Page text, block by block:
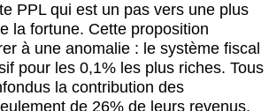
PPL qui est un pas vers une plus
la fortune. Cette proposition
à une anomalie : le système fiscal
pour les 0,1% les plus riches. Tous
la contribution des
de 26% de leurs revenus,